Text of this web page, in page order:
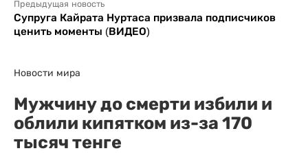
Предыдущая новость
Супруга Кайрата Нуртаса призвала подписчиков
ценить моменты (ВИДЕО)
Новости мира
Мужчину до смерти избили и
облили кипятком из-за 170
тысяч тенге